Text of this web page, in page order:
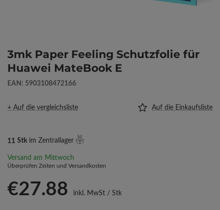
3mk Paper Feeling Schutzfolie für
Huawei MateBook E
EAN: 5903108472166
+ Auf die vergleichsliste Auf die Einkaufsliste
11 Stk im Zentrallager
Versand am Mittwoch
Überprüfen Zeiten und Versandkosten
€27.88 inkl. MwSt/ Stk